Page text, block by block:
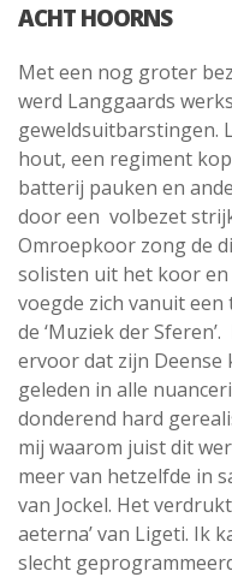
ACHT HOORNS
Met een nog groter
werd Langgaards
geweldsuitbarstingen.
hout, een regiment
batterij pauken en
door een volbezet
Omroepkoor zong de
solisten uit het koor
voegde zich vanuit
de ‘Muziek der
ervoor dat zijn
geleden in alle
donderend hard
mij waarom juist dit
meer van hetzelfde in
van Jockel. Het
aeterna’ van Ligeti. Ik
slecht